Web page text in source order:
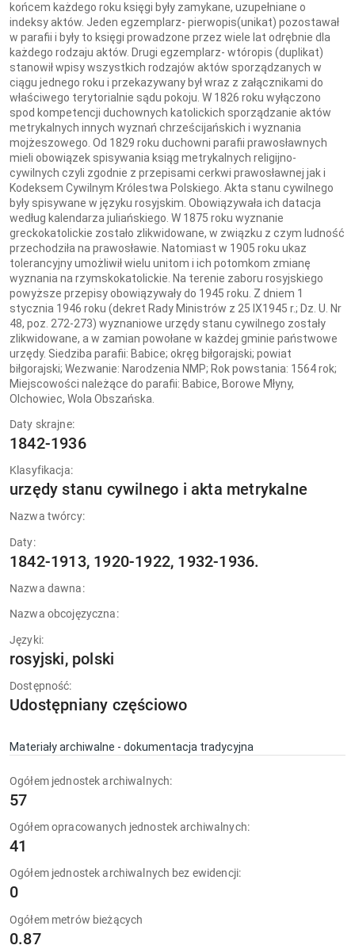
końcem każdego roku księgi były zamykane, uzupełniane o
indeksy aktów. Jeden egzemplarz- pierwopis(unikat) pozostawał
w parafii i były to księgi prowadzone przez wiele lat odrębnie dla
każdego rodzaju aktów. Drugi egzemplarz- wtóropis (duplikat)
stanowił wpisy wszystkich rodzajów aktów sporządzanych w
ciągu jednego roku i przekazywany był wraz z załącznikami do
właściwego terytorialnie sądu pokoju. W 1826 roku wyłączono
spod kompetencji duchownych katolickich sporządzanie aktów
metrykalnych innych wyznań chrześcijańskich i wyznania
mojżeszowego. Od 1829 roku duchowni parafii prawosławnych
mieli obowiązek spisywania ksiąg metrykalnych religijno-
cywilnych czyli zgodnie z przepisami cerkwi prawosławnej jak i
Kodeksem Cywilnym Królestwa Polskiego. Akta stanu cywilnego
były spisywane w języku rosyjskim. Obowiązywała ich datacja
według kalendarza juliańskiego. W 1875 roku wyznanie
greckokatolickie zostało zlikwidowane, w związku z czym ludność
przechodziła na prawosławie. Natomiast w 1905 roku ukaz
tolerancyjny umożliwił wielu unitom i ich potomkom zmianę
wyznania na rzymskokatolickie. Na terenie zaboru rosyjskiego
powyższe przepisy obowiązywały do 1945 roku. Z dniem 1
stycznia 1946 roku (dekret Rady Ministrów z 25 IX1945 r.; Dz. U. Nr
48, poz. 272-273) wyznaniowe urzędy stanu cywilnego zostały
zlikwidowane, a w zamian powołane w każdej gminie państwowe
urzędy. Siedziba parafii: Babice; okręg biłgorajski; powiat
biłgorajski; Wezwanie: Narodzenia NMP; Rok powstania: 1564 rok;
Miejscowości należące do parafii: Babice, Borowe Młyny,
Olchowiec, Wola Obszańska.
Daty skrajne:
1842-1936
Klasyfikacja:
urzędy stanu cywilnego i akta metrykalne
Nazwa twórcy:
Daty:
1842-1913, 1920-1922, 1932-1936.
Nazwa dawna:
Nazwa obcojęzyczna:
Języki:
rosyjski, polski
Dostępność:
Udostępniany częściowo
Materiały archiwalne - dokumentacja tradycyjna
Ogółem jednostek archiwalnych:
57
Ogółem opracowanych jednostek archiwalnych:
41
Ogółem jednostek archiwalnych bez ewidencji:
0
Ogółem metrów bieżących
0.87